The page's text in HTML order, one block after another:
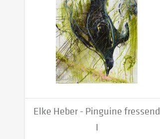
Elke Heber - Pinguine fressend
I